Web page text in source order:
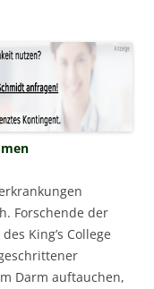
Forschende der
King’s College
Darm auftauchen,